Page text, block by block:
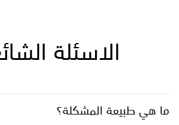
الاسئلة
ما هي طبيعة المشكلة؟